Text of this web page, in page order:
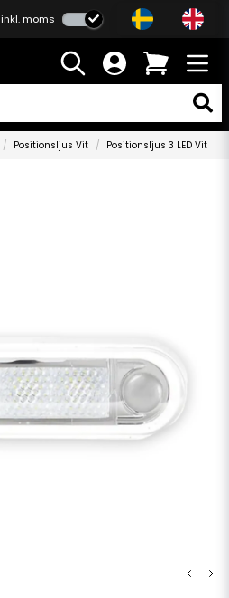
inkl. moms
Positionsljus Vit Positionsljus 3 LED Vit